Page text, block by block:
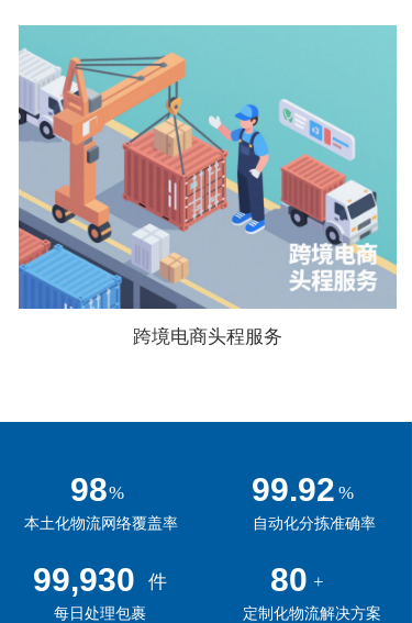
跨境电商头程服务
98 99.99
本土化物流网络覆盖率
%
自动化分拣准确率
%
定制化物流解决方案
80 +
100,000 件
每日处理包裹